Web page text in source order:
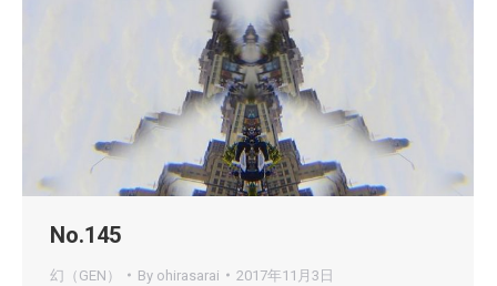
No.145
幻（GEN） By ohirasarai 2017年11月3日